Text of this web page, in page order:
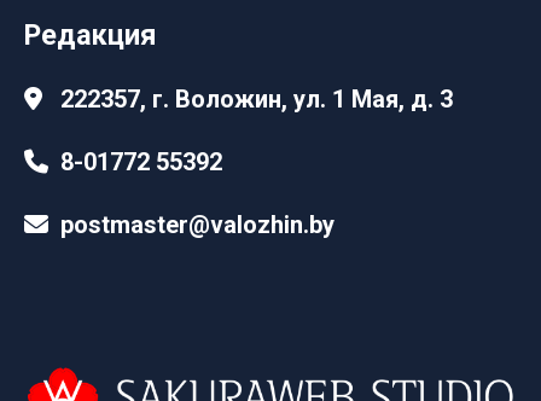
Редакция
222357, г. Воложин, ул. 1 Мая, д. 3
8-01772 55392
postmaster@valozhin.by